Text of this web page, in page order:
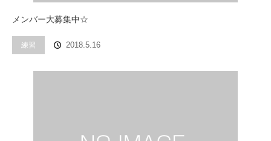
メンバー大募集中☆
練習 2018.5.16